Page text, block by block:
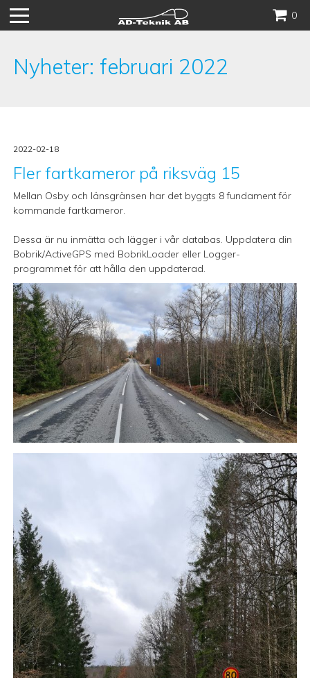
0
Hoppa
Nyheter: februari 2022
2022-02-18
Fler fartkameror på riksväg 15
Mellan Osby och länsgränsen har det byggts 8 fundament för
kommande fartkameror.
Dessa är nu inmätta och lägger i vår databas. Uppdatera din
Bobrik/ActiveGPS med BobrikLoader eller Logger-
programmet för att hålla den uppdaterad.